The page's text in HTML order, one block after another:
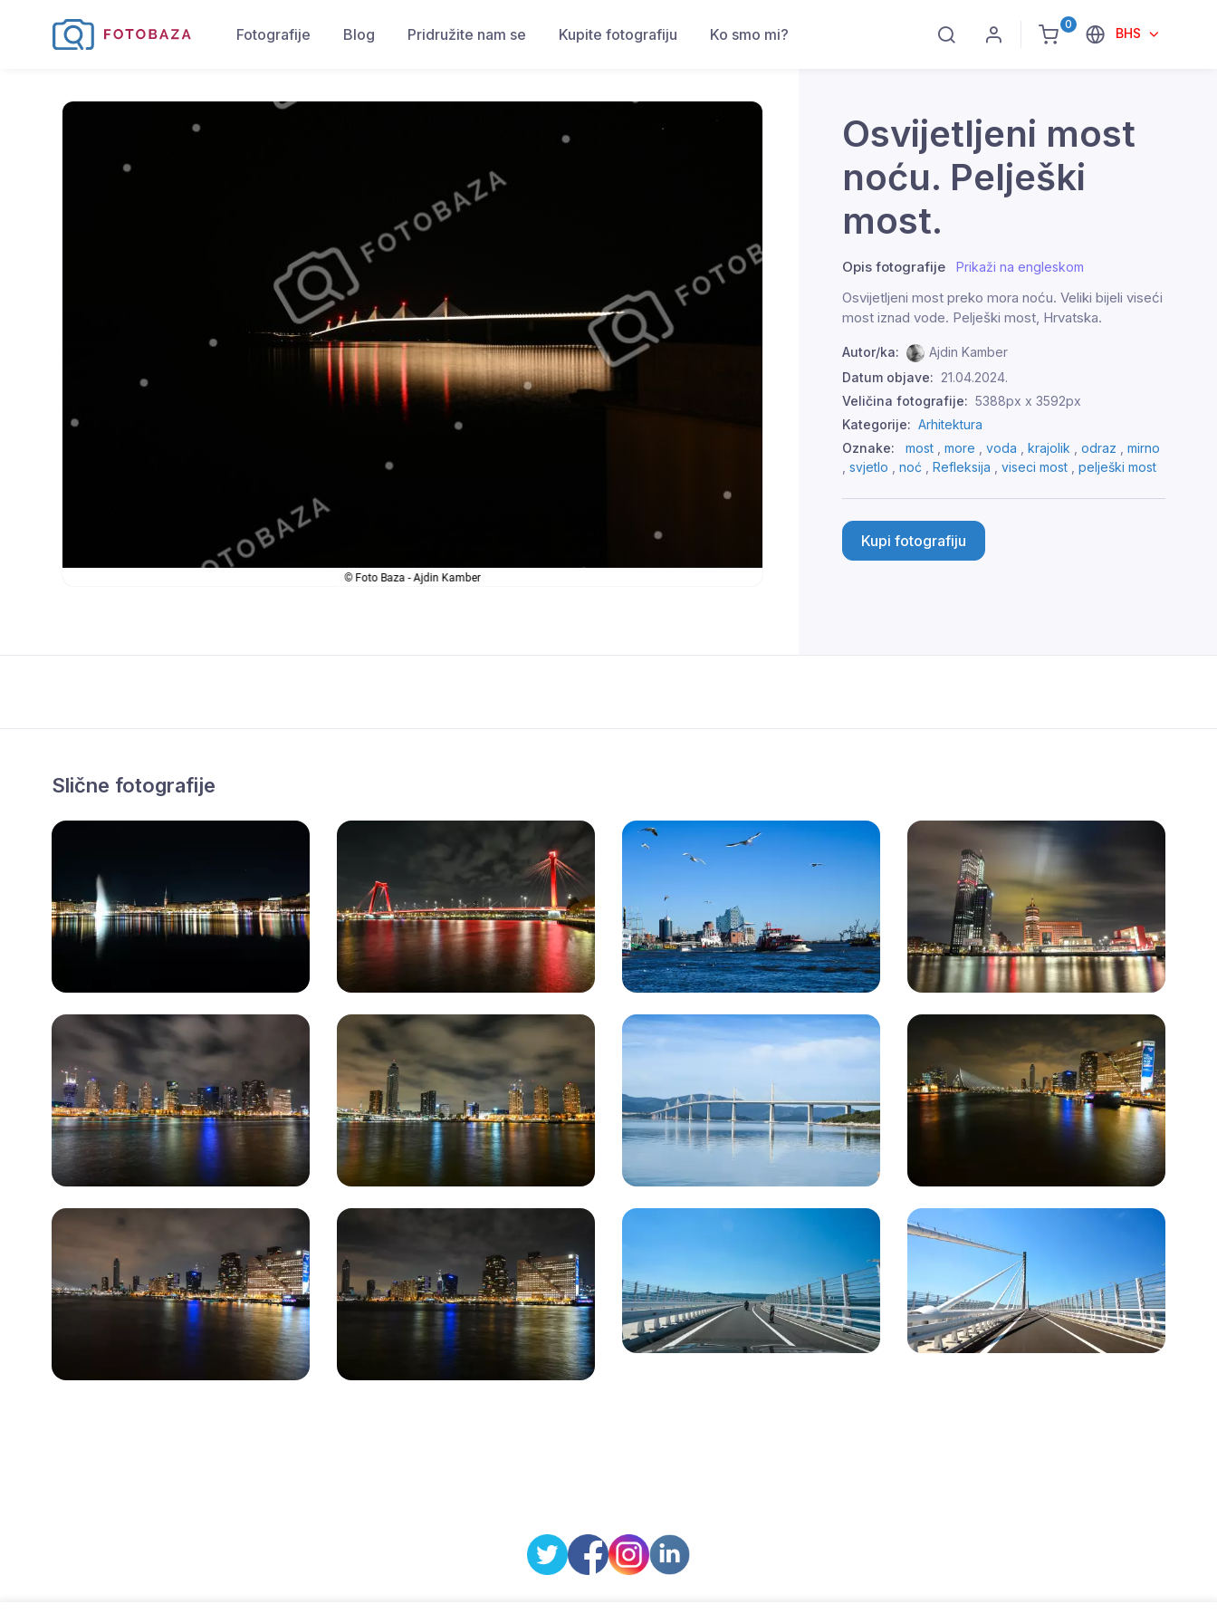
0
BHS
Fotografije Blog Pridružite nam se Kupite fotografiju Ko smo mi?
Osvijetljeni most
noću. Pelješki
most.
Opis fotografije Prikaži na engleskom
Osvijetljeni most preko mora noću. Veliki bijeli viseći
most iznad vode. Pelješki most, Hrvatska.
Autor/ka:
Ajdin Kamber
Datum objave: 21.04.2024.
Veličina fotografije: 5388px x 3592px
Kategorije: Arhitektura
Oznake:
most , more , voda , krajolik , odraz , mirno
, svjetlo , noć , Refleksija , viseci most , pelješki most
Kupi fotografiju
Slične fotografije